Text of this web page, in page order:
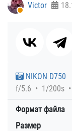
Victor
NIKON D750
f/5.6
1/200s
Формат файла
Размер